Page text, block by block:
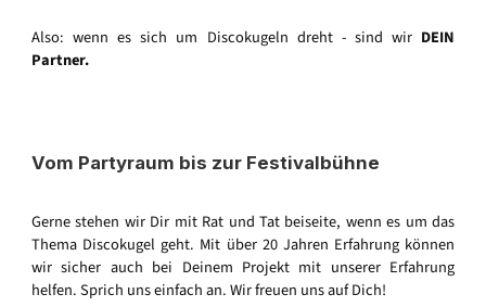
Also: wenn es sich um Discokugeln dreht - sind wir DEIN
Partner.
Vom Partyraum bis zur Festivalbühne
Gerne stehen wir Dir mit Rat und Tat beiseite, wenn es um das
Thema Discokugel geht. Mit über 20 Jahren Erfahrung können
wir sicher auch bei Deinem Projekt mit unserer Erfahrung
helfen. Sprich uns einfach an. Wir freuen uns auf Dich!